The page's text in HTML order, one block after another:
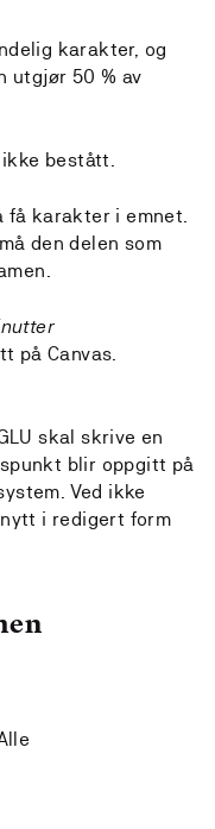
karakter, og
utgjør 50 % av
bestått.
få karakter i emnet.
den delen som
på Canvas.
skal skrive en
blir oppgitt på
Ved ikke
i redigert form